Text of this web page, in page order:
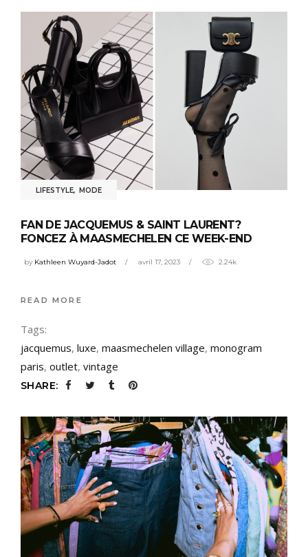
LIFESTYLE, MODE
FAN DE JACQUEMUS & SAINT LAURENT?
FONCEZ À MAASMECHELEN CE WEEK-END
by Kathleen Wuyard-Jadot avril 17, 2023 2.24k
READ MORE
Tags:
jacquemus, luxe, maasmechelen village, monogram
paris, outlet, vintage
SHARE: